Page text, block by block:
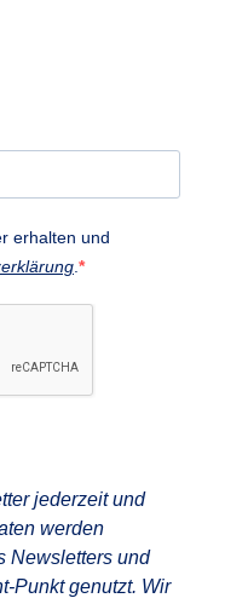
erhalten und
.
jederzeit und
werden
Newsletters und
Punkt genutzt. Wir